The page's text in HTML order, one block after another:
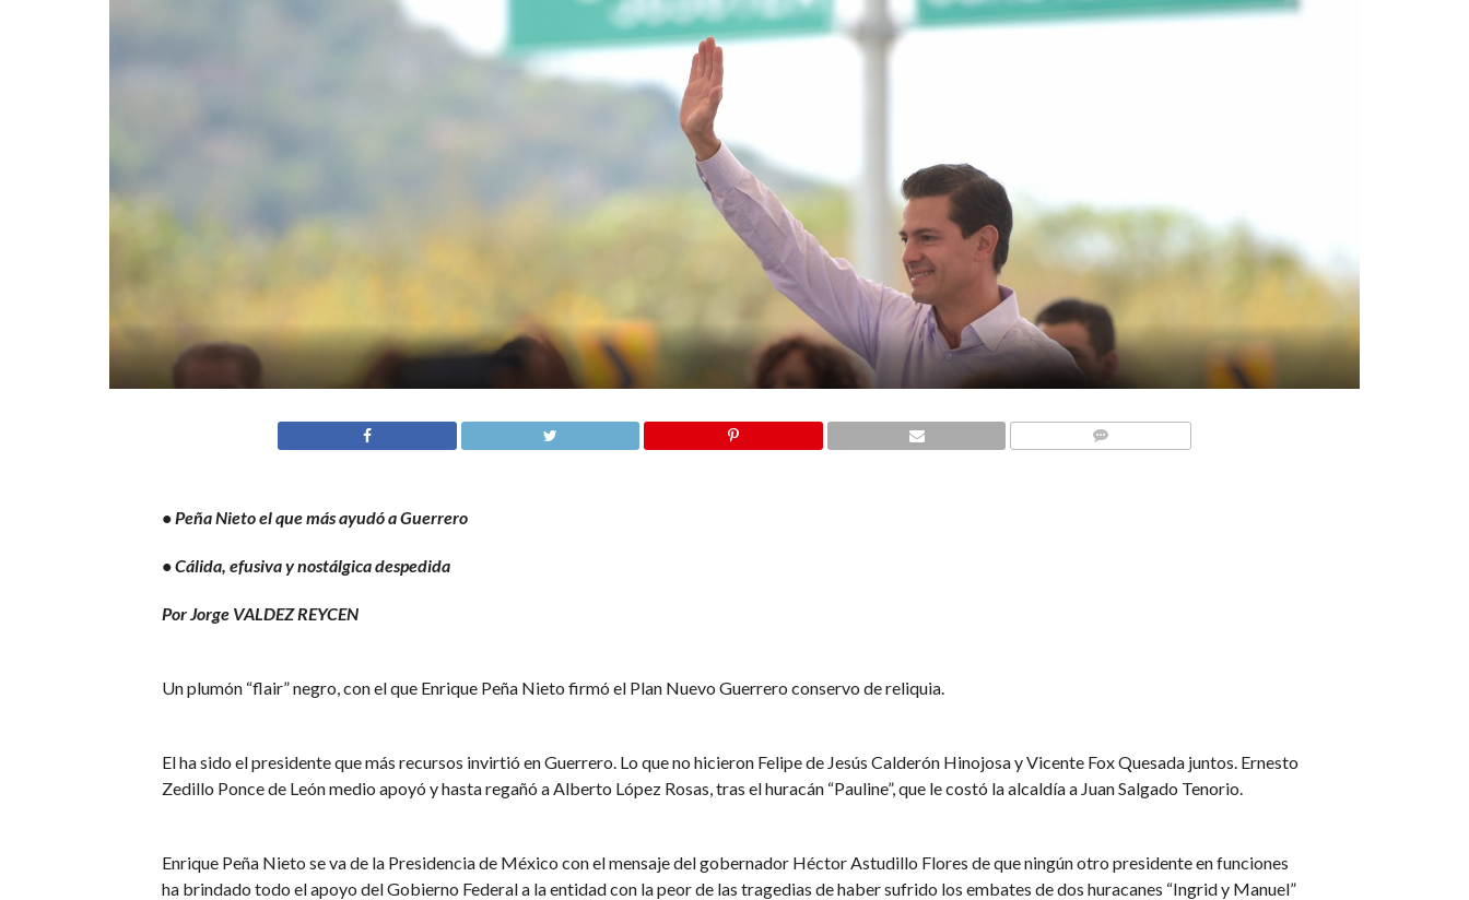
• Peña Nieto el que más ayudó a Guerrero
• Cálida, efusiva y nostálgica despedida
Por Jorge VALDEZ REYCEN
Un plumón “flair” negro, con el que Enrique Peña Nieto firmó el Plan Nuevo Guerrero conservo de reliquia.
El ha sido el presidente que más recursos invirtió en Guerrero. Lo que no hicieron Felipe de Jesús Calderón Hinojosa y Vicente Fox Quesada juntos. Ernesto
Zedillo Ponce de León medio apoyó y hasta regañó a Alberto López Rosas, tras el huracán “Pauline”, que le costó la alcaldía a Juan Salgado Tenorio.
Enrique Peña Nieto se va de la Presidencia de México con el mensaje del gobernador Héctor Astudillo Flores de que ningún otro presidente en funciones
ha brindado todo el apoyo del Gobierno Federal a la entidad con la peor de las tragedias de haber sufrido los embates de dos huracanes “Ingrid y Manuel”